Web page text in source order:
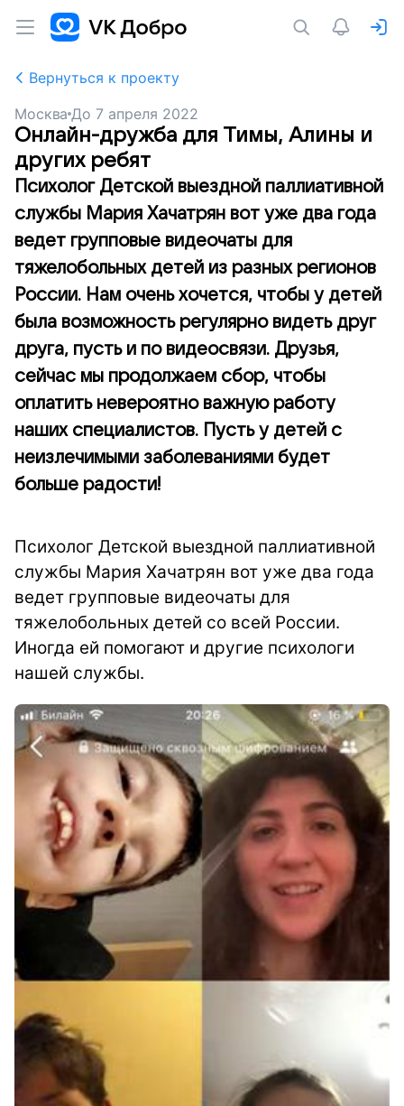
Вернуться к проекту
Москва До 7 апреля 2022
Онлайн-дружба для Тимы, Алины и
других ребят
Психолог Детской выездной паллиативной
службы Мария Хачатрян вот уже два года
ведет групповые видеочаты для
тяжелобольных детей из разных регионов
России. Нам очень хочется, чтобы у детей
была возможность регулярно видеть друг
друга, пусть и по видеосвязи. Друзья,
сейчас мы продолжаем сбор, чтобы
оплатить невероятно важную работу
наших специалистов. Пусть у детей с
неизлечимыми заболеваниями будет
больше радости!
Психолог Детской выездной паллиативной
службы Мария Хачатрян вот уже два года
ведет групповые видеочаты для
тяжелобольных детей со всей России.
Иногда ей помогают и другие психологи
нашей службы.